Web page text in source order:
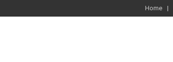
Home